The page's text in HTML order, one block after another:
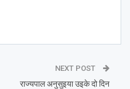
NEXT POST
राज्यपाल अनुसुइया उइके दो दिन